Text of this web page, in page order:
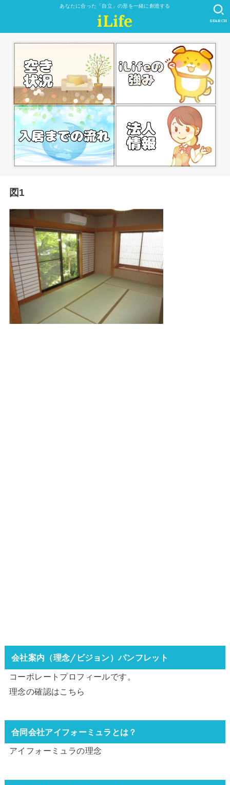
あなたに合った「自立」の形を一緒に創造する
iLife SEARCH
図1
会社案内（理念/ビジョン）パンフレット
コーポレートプロフィールです。
理念の確認はこちら
合同会社アイフォーミュラとは？
アイフォーミュラの理念